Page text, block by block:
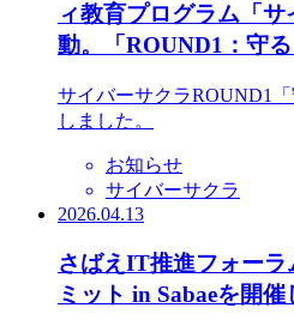
ィ教育プログラム「
動。「ROUND1：守
サイバーサクラROUND1
しました。
お知らせ
サイバーサクラ
2026.04.13
さばえIT推進フォーラ
ミット in Sabaeを開催